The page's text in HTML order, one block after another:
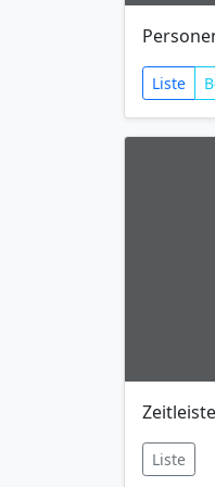
Liste
Liste